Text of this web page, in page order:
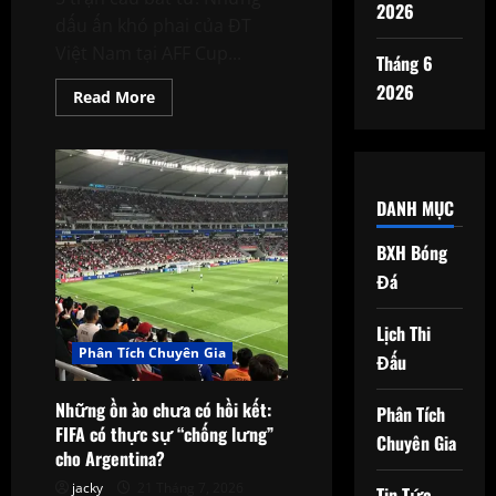
Read MoreRead
more
trận
cầu
bất
tử:
Những
dấu
ấn
khó
phai
của
ĐT
Việt
Nam
tại
AFF
Phân Tích Chuyên Gia
Những ồn ào chưa có hồi kết:
FIFA có thực sự “chống lưng”
cho Argentina?
jacky
2026
Tháng 6
2026
DANH MỤC
BXH Bóng
Đá
Lịch Thi
Đấu
Phân Tích
Chuyên Gia